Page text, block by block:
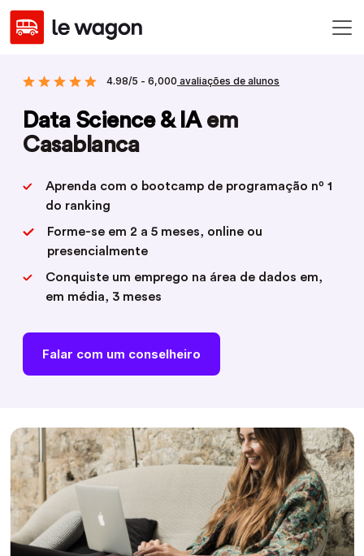
4.98/5 - 6,000 avaliações de alunos
Data Science & IA em
Casablanca
Aprenda com o bootcamp de programação nº 1
do ranking
Forme-se em 2 a 5 meses, online ou
presencialmente
Conquiste um emprego na área de dados em,
em média, 3 meses
Falar com um conselheiro